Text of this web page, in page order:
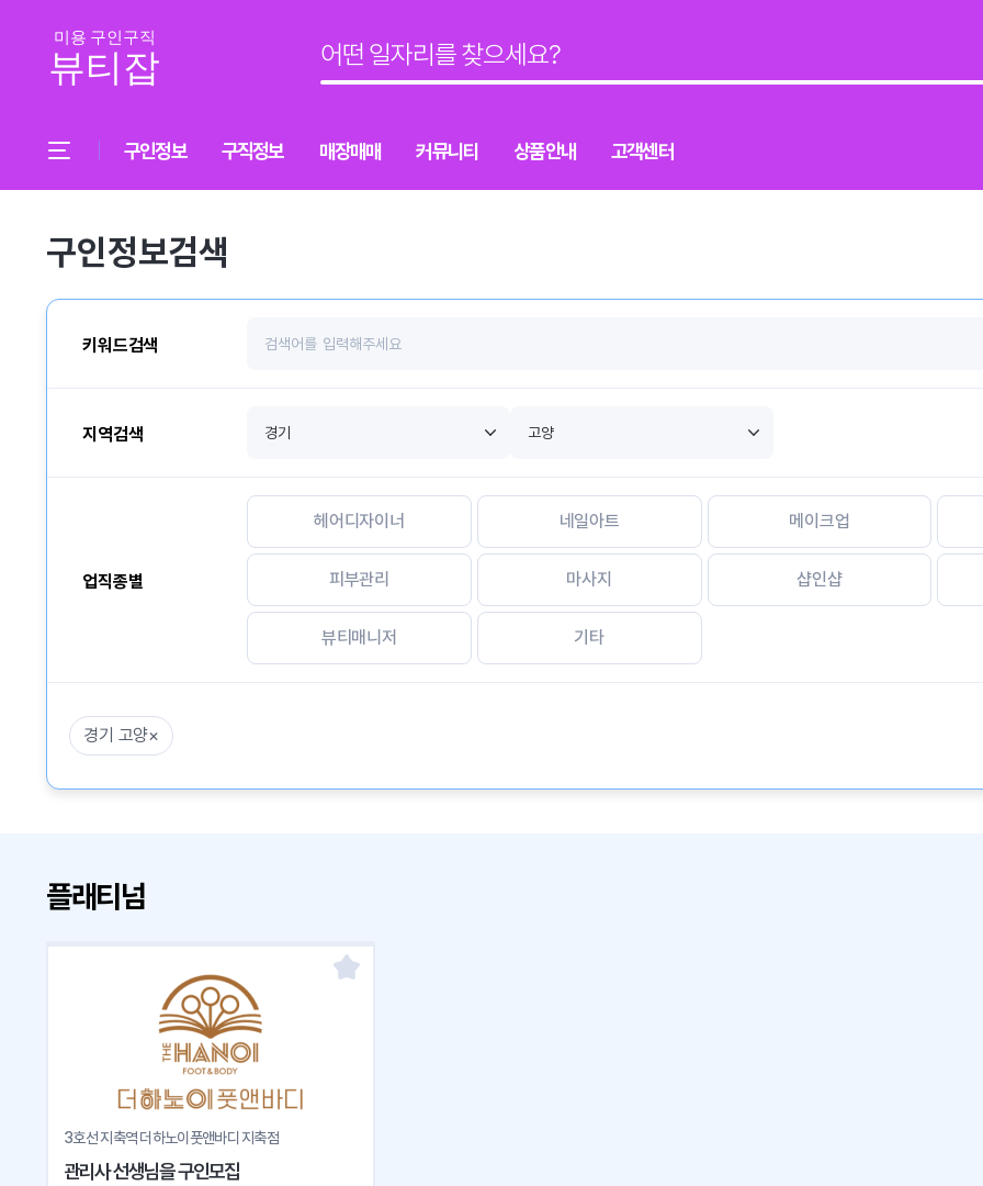
구인정보 구직정보 매장매매 커뮤니티 상품안내 고객센터
구인정보검색
키워드검색
지역검색
업직종별
헤어디자이너 네일아트 메이크업
피부관리 마사지 샵인샵
뷰티매니저 기타
경기 고양×
플래티넘
3호선 지축역 더하노이풋앤바디 지축점
관리사 선생님을 구인모집